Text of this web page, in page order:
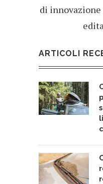
di
ARTICOLI